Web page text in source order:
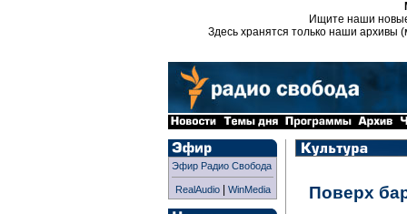
Ищите наши
Здесь хранятся только наши архивы
Эфир Радио Свобода
RealAudio| WinMedia
Поверх